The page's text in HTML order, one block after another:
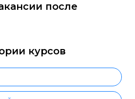
после
курсов